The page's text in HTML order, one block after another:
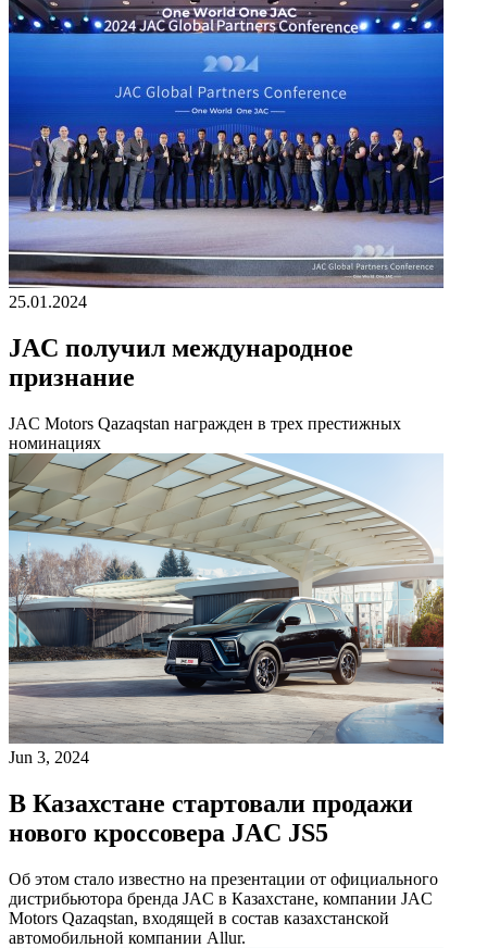
25.01.2024
JAC получил международное
признание
JAC Motors Qazaqstan награжден в трех престижных
номинациях
Jun 3, 2024
В Казахстане стартовали продажи
нового кроссовера JAC JS5
Об этом стало известно на презентации от официального
дистрибьютора бренда JAC в Казахстане, компании JAC
Motors Qazaqstan, входящей в состав казахстанской
автомобильной компании Allur.